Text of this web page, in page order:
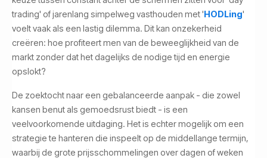
trading' of jarenlang simpelweg vasthouden met 'HODLing'
voelt vaak als een lastig dilemma. Dit kan onzekerheid
creëren: hoe profiteert men van de beweeglijkheid van de
markt zonder dat het dagelijks de nodige tijd en energie
opslokt?
De zoektocht naar een gebalanceerde aanpak - die zowel
kansen benut als gemoedsrust biedt - is een
veelvoorkomende uitdaging. Het is echter mogelijk om een
strategie te hanteren die inspeelt op de middellange termijn,
waarbij de grote prijsschommelingen over dagen of weken